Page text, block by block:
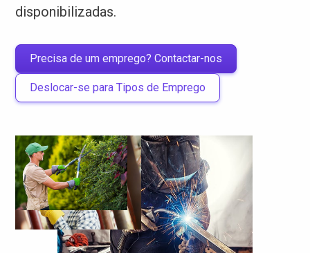
disponibilizadas.
Precisa de um emprego? Contactar-nos
Deslocar-se para Tipos de Emprego